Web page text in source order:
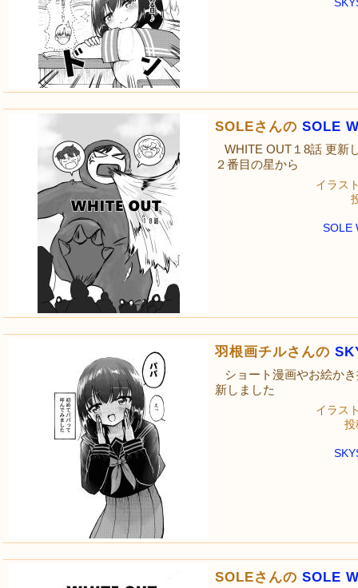
SOLEさんの SOLE
WHITE OUT１8話 更新
２番目の星から
イラス
SOLE
羽根画チルさんの
ショート漫画やお絵か
新しました
イラス
投
SOLEさんの SOLE